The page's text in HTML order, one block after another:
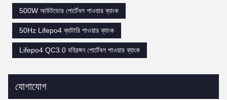
500W আউটডোর পোর্টেবল পাওয়ার ব্যাংক
50Hz Lifepo4 ব্যাটারি পাওয়ার ব্যাংক
Lifepo4 QC3.0 বহিরঙ্গন পোর্টেবল পাওয়ার ব্যাংক
যোগাযোগ